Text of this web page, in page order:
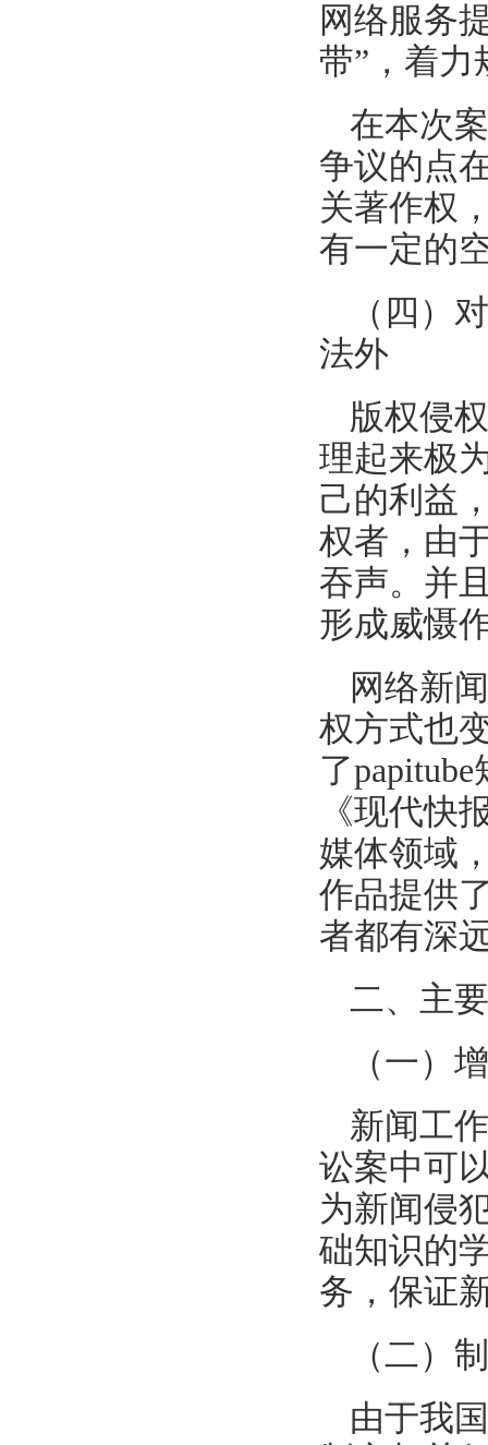
网络服务
带”，着力
在本次
争议的点
关著作权
有一定的
（四）
法外
版权侵
理起来极
己的利益
权者，由
吞声。并
形成威慑
网络新
权方式也
了
《现代快
媒体领域
作品提供
者都有深
二、主
（一）
新闻工
讼案中可
为新闻侵
础知识的
务，保证
（二）
由于我